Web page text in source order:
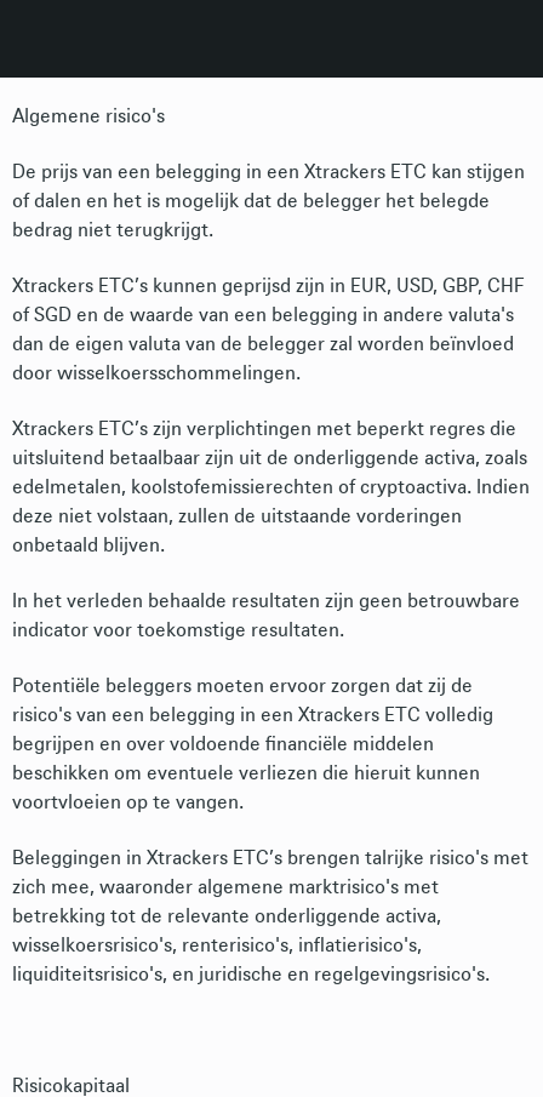
Algemene risico's
De prijs van een belegging in een Xtrackers ETC kan stijgen
of dalen en het is mogelijk dat de belegger het belegde
bedrag niet terugkrijgt.
Xtrackers ETC’s kunnen geprijsd zijn in EUR, USD, GBP, CHF
of SGD en de waarde van een belegging in andere valuta's
dan de eigen valuta van de belegger zal worden beïnvloed
door wisselkoersschommelingen.
Xtrackers ETC’s zijn verplichtingen met beperkt regres die
uitsluitend betaalbaar zijn uit de onderliggende activa, zoals
edelmetalen, koolstofemissierechten of cryptoactiva. Indien
deze niet volstaan, zullen de uitstaande vorderingen
onbetaald blijven.
In het verleden behaalde resultaten zijn geen betrouwbare
indicator voor toekomstige resultaten.
Potentiële beleggers moeten ervoor zorgen dat zij de
risico's van een belegging in een Xtrackers ETC volledig
begrijpen en over voldoende financiële middelen
beschikken om eventuele verliezen die hieruit kunnen
voortvloeien op te vangen.
Beleggingen in Xtrackers ETC’s brengen talrijke risico's met
zich mee, waaronder algemene marktrisico's met
betrekking tot de relevante onderliggende activa,
wisselkoersrisico's, renterisico's, inflatierisico's,
liquiditeitsrisico's, en juridische en regelgevingsrisico's.
Risicokapitaal